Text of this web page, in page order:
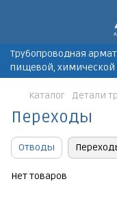
Трубопроводная
пищевой,
Каталог Детали
Переходы
Отводы
Нет товаров